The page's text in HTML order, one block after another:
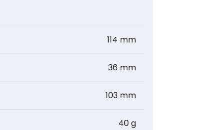
114 mm
36 mm
103 mm
40 g